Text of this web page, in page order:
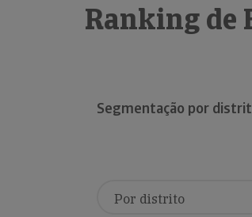
Ranking de
Segmentação por